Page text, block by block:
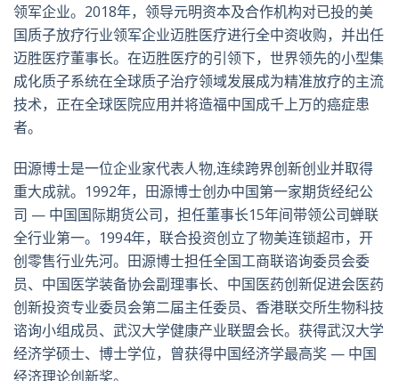
领军企业。2018年，领导元明资本及合作机构对已投的美
国质子放疗行业领军企业迈胜医疗进行全中资收购，并出任
迈胜医疗董事长。在迈胜医疗的引领下，世界领先的小型集
成化质子系统在全球质子治疗领域发展成为精准放疗的主流
技术，正在全球医院应用并将造福中国成千上万的癌症患
者。
田源博士是一位企业家代表人物,连续跨界创新创业并取得
重大成就。1992年，田源博士创办中国第一家期货经纪公
司 — 中国国际期货公司，担任董事长15年间带领公司蝉联
全行业第一。1994年，联合投资创立了物美连锁超市，开
创零售行业先河。田源博士担任全国工商联谘询委员会委
员、中国医学装备协会副理事长、中国医药创新促进会医药
创新投资专业委员会第二届主任委员、香港联交所生物科技
谘询小组成员、武汉大学健康产业联盟会长。获得武汉大学
经济学硕士、博士学位，曾获得中国经济学最高奖 — 中国
经济理论创新奖。